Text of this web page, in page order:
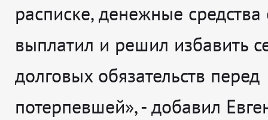
расписке, денежные
выплатил и решил избавить
долговых обязательств перед
потерпевшей», - добавил